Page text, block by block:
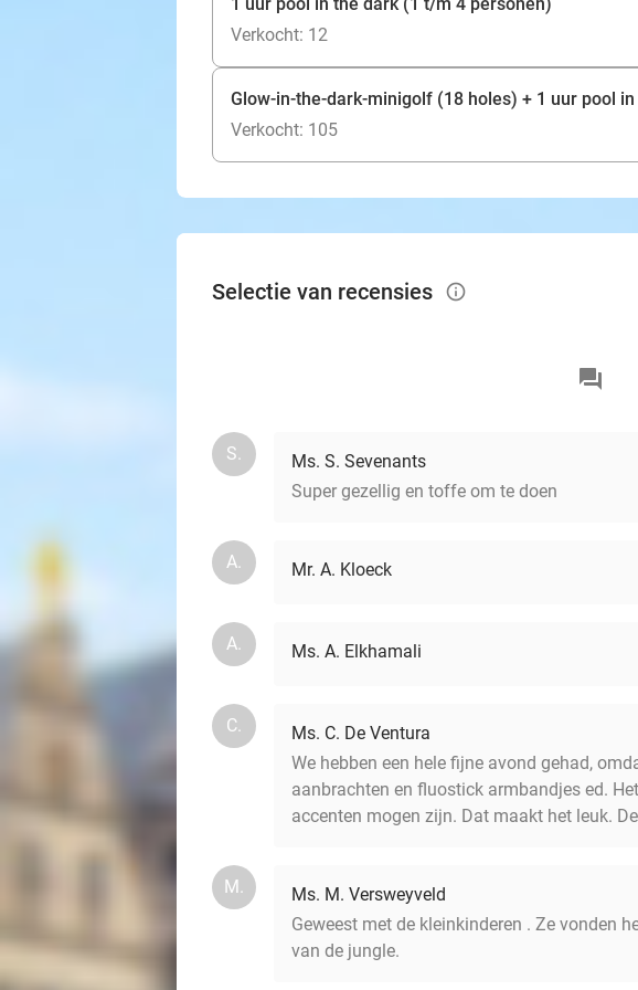
Verkocht: 12
Glow-in-the-dark-minigolf (18 holes) + 1 uur pool
Verkocht: 105
Selectie van recensies info_outlined
S.
Ms. S. Sevenants
Super gezellig en toffe om te doen
A. Mr. A. Kloeck
A. Ms. A. Elkhamali
C.
Ms. C. De Ventura
We hebben een hele fijne avond gehad,
aanbrachten en fluostick armbandjes ed.
accenten mogen zijn. Dat maakt het leuk.
M.
Ms. M. Versweyveld
Geweest met de kleinkinderen . Ze vonden
van de jungle.